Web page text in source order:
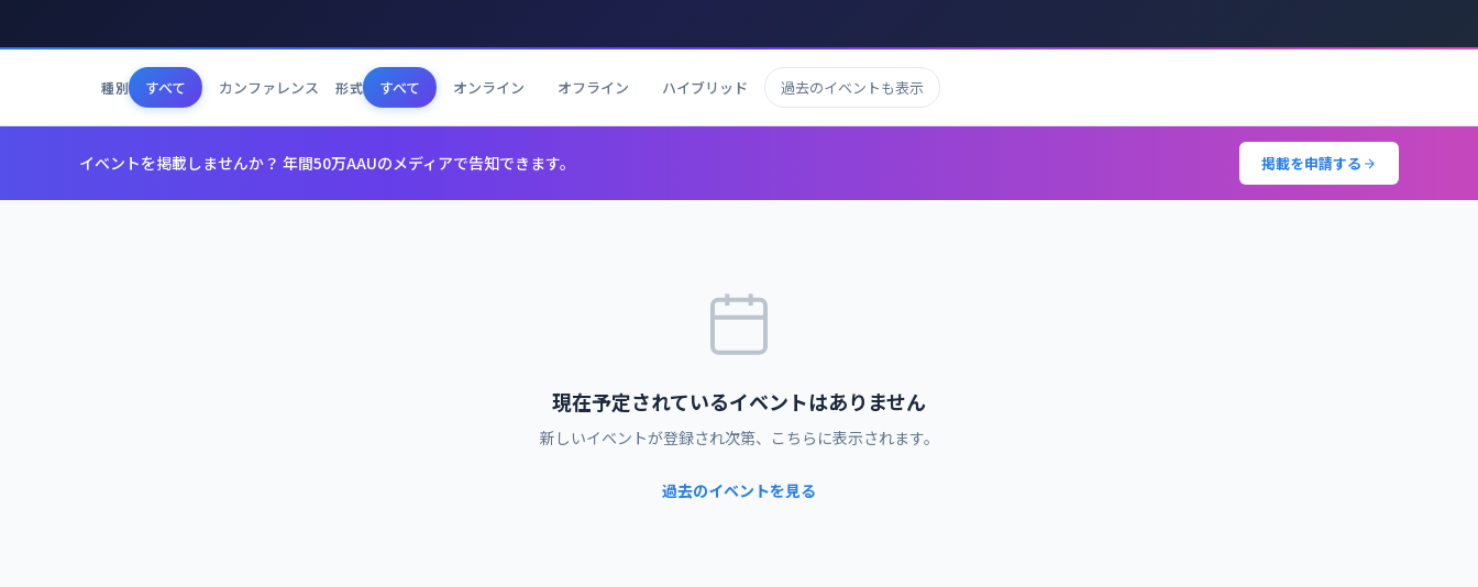
種別 すべて カンファレンス 形式 すべて オンライン オフライン ハイブリッド 過去のイベントも表示
イベントを掲載しませんか？ 年間50万AAUのメディアで告知できます。 掲載を申請する
現在予定されているイベントはありません
新しいイベントが登録され次第、こちらに表示されます。
過去のイベントを見る